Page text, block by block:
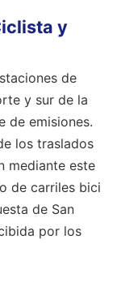
y
de
y sur de la
de emisiones.
los traslados
mediante este
de carriles bici
de San
por los